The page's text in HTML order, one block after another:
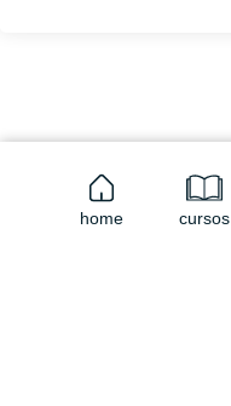
home cursos